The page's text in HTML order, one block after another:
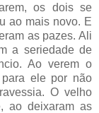
os dois se
ao mais novo. E
as pazes. Ali
a seriedade de
Ao verem o
ele por não
O velho
ao deixaram as